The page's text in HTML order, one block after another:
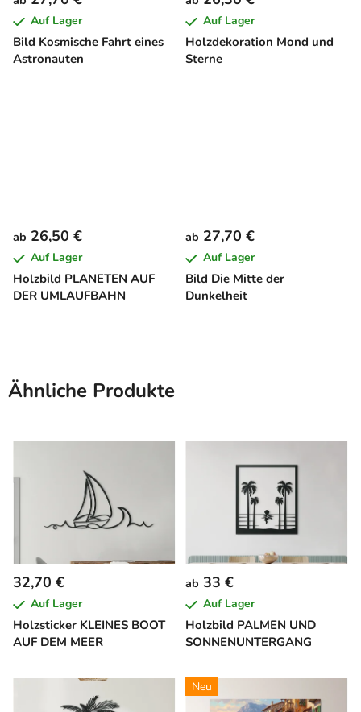
Bild Kosmische Fahrt eines
Astronauten
Auf Lager
Holzdekoration Mond und
Sterne
Auf Lager
Holzbild PLANETEN AUF
DER UMLAUFBAHN
ab 26,50 €
Auf Lager
Bild Die Mitte der
Dunkelheit
ab 27,70 €
Auf Lager
Ähnliche Produkte
Holzsticker KLEINES BOOT
AUF DEM MEER
32,70 €
Auf Lager
Holzbild PALMEN UND
SONNENUNTERGANG
ab 33 €
Auf Lager
Neu